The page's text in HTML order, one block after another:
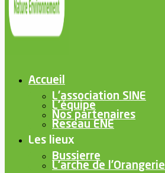
Accueil
L’association SINE
L’équipe
Nos partenaires
Reseau ENE
Les lieux
Bussierre
L’arche de l’Orangerie